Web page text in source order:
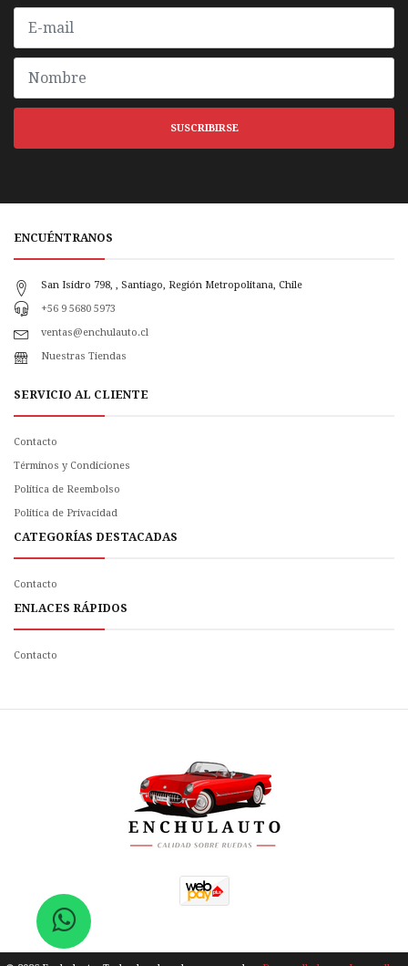
SUSCRIBIRSE
ENCUÉNTRANOS
San Isidro 798, , Santiago, Región Metropolitana, Chile
+56 9 5680 5973
ventas@enchulauto.cl
Nuestras Tiendas
SERVICIO AL CLIENTE
Contacto
Términos y Condiciones
Política de Reembolso
Politica de Privacidad
CATEGORÍAS DESTACADAS
Contacto
ENLACES RÁPIDOS
Contacto